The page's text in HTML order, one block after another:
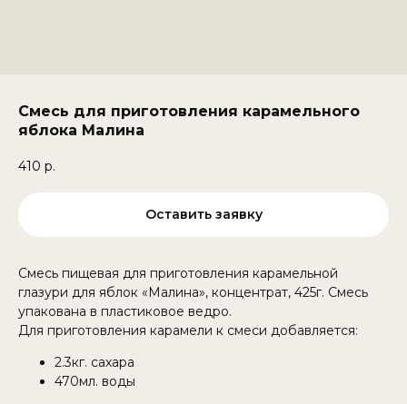
Смесь для приготовления карамельного
яблока Малина
410 р.
Оставить заявку
Смесь пищевая для приготовления карамельной
глазури для яблок «Малина», концентрат, 425г. Смесь
упакована в пластиковое ведро.
Для приготовления карамели к смеси добавляется:
2.3кг. сахара
470мл. воды